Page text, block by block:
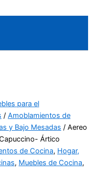
para el
/ Amoblamientos de
y Bajo Mesadas / Aereo
Ártico
de Cocina, Hogar,
, Muebles de Cocina,